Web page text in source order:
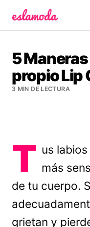
5
propio Lip
3 MIN DE LECTURA
T us
más
de tu cuerpo.
grietan y